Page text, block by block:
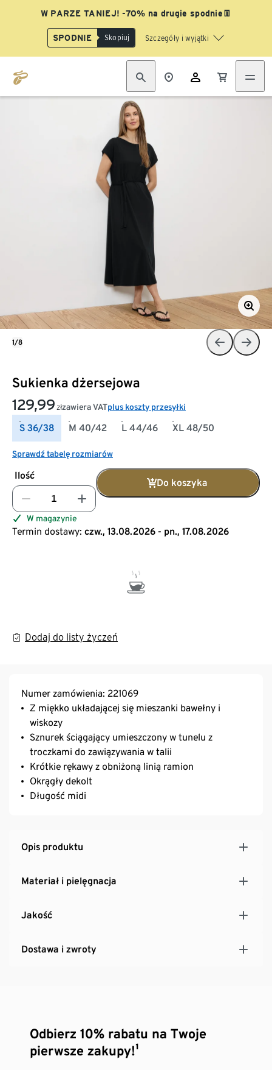
W PARZE TANIEJ! -70% na drugie spodnie👖
SPODNIE Skopiuj Szczegóły i wyjątki
Sukienka dżersejowa
129,99 złzawiera VATplus koszty przesyłki
S 36/38 M 40/42 L 44/46 XL 48/50
Sprawdź tabelę rozmiarów
Ilość
Do koszyka
W magazynie
Termin dostawy: czw., 13.08.2026 - pn., 17.08.2026
Dodaj do listy życzeń
1/8
Numer zamówienia: 221069
Z miękko układającej się mieszanki bawełny i
wiskozy
Sznurek ściągający umieszczony w tunelu z
troczkami do zawiązywania w talii
Krótkie rękawy z obniżoną linią ramion
Okrągły dekolt
Długość midi
Opis produktu
Materiał i pielęgnacja
Jakość
Dostawa i zwroty
Odbierz 10% rabatu na Twoje
pierwsze zakupy!¹